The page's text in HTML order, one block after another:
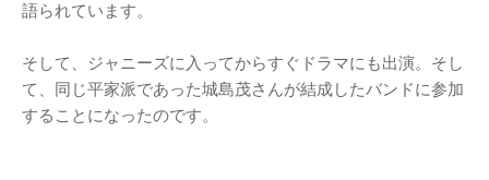
語られています。
そして、ジャニーズに入ってからすぐドラマにも出演。そし
て、同じ平家派であった城島茂さんが結成したバンドに参加
することになったのです。